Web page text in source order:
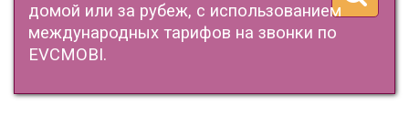
домой или за рубеж, с использованием
международных тарифов на звонки по
EVCMOBI.